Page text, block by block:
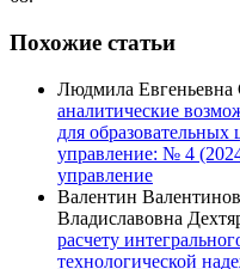
Похожие статьи
Людмила Евгеньевна
аналитические
для образовательных
управление: № 4
управление
Валентин
Владиславовна
расчету
технологической